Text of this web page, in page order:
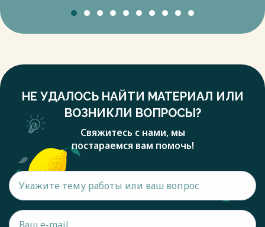
НЕ УДАЛОСЬ НАЙТИ МАТЕРИАЛ ИЛИ
ВОЗНИКЛИ ВОПРОСЫ?
Свяжитесь с нами, мы
постараемся вам помочь!